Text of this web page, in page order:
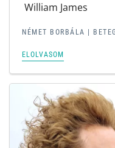
William James
NÉMET BORBÁLA |
ELOLVASOM